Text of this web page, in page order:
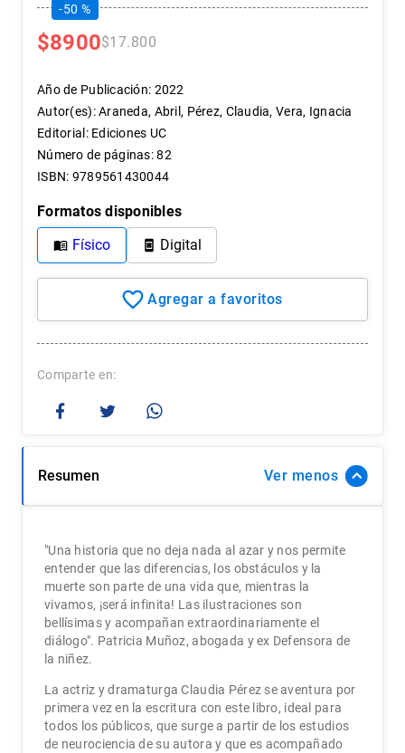
historia
. arte
-50 %
$8900$17.800
Año de Publicación: 2022
Autor(es):Araneda, Abril, Pérez, Claudia, Vera, Ignacia
Editorial: Ediciones UC
Número de páginas:82
ISBN: 9789561430044
Formatos disponibles
Físico
Digital
Comparte
Resumen Ver
"Una historia que no deja nada al azar y nos permite
entender que las diferencias, los obstáculos y la
muerte son parte de una vida que, mientras la
vivamos, ¡será infinita! Las ilustraciones son
bellísimas y acompañan extraordinariamente el
diálogo". Patricia Muñoz, abogada y ex Defensora de
la niñez.
La actriz y dramaturga Claudia Pérez se aventura por
primera vez en la escritura con este libro, ideal para
todos los públicos, que surge a partir de los estudios
de neurociencia de su autora y que es acompañado